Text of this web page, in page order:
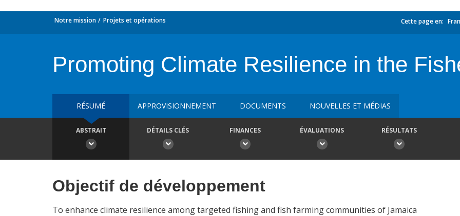
Notre mission Projets et opérations Cette page en:
Promoting Climate Resilience in the
RÉSUMÉ APPROVISIONNEMENT DOCUMENTS NOUVELLES ET MÉDIAS
ABSTRAIT DÉTAILS CLÉS FINANCES ÉVALUATIONS RÉSULTATS
Objectif de développement
To enhance climate resilience among targeted fishing and fish farming communities of Jamaica